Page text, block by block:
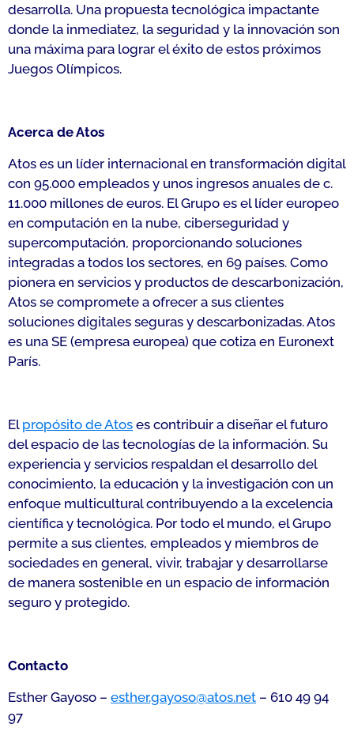
desarrolla. Una propuesta tecnológica impactante
donde la inmediatez, la seguridad y la innovación son
una máxima para lograr el éxito de estos próximos
Juegos Olímpicos.
Acerca de Atos
Atos es un líder internacional en transformación digital
con 95.000 empleados y unos ingresos anuales de c.
11.000 millones de euros. El Grupo es el líder europeo
en computación en la nube, ciberseguridad y
supercomputación, proporcionando soluciones
integradas a todos los sectores, en 69 países. Como
pionera en servicios y productos de descarbonización,
Atos se compromete a ofrecer a sus clientes
soluciones digitales seguras y descarbonizadas. Atos
es una SE (empresa europea) que cotiza en Euronext
París.
El propósito de Atos es contribuir a diseñar el futuro
del espacio de las tecnologías de la información. Su
experiencia y servicios respaldan el desarrollo del
conocimiento, la educación y la investigación con un
enfoque multicultural contribuyendo a la excelencia
científica y tecnológica. Por todo el mundo, el Grupo
permite a sus clientes, empleados y miembros de
sociedades en general, vivir, trabajar y desarrollarse
de manera sostenible en un espacio de información
seguro y protegido.
Contacto
Esther Gayoso – esther.gayoso@atos.net – 610 49 94
97